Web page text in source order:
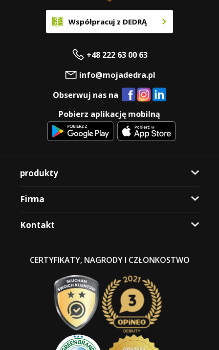
Współpracuj z DEDRĄ
+48 222 63 00 63
info@mojadedra.pl
Obserwuj nas na
Pobierz aplikację mobilną
produkty
Firma
Kontakt
CERTYFIKATY, NAGRODY I CZŁONKOSTWO